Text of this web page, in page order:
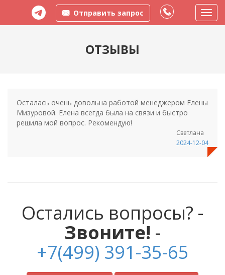
Отправить запрос
меню
ОТЗЫВЫ
Осталась очень довольна работой менеджером Елены
Мизуровой. Елена всегда была на связи и быстро
решила мой вопрос. Рекомендую!
Светлана
2024-12-04
Остались вопросы? -
Звоните! -
+7(499) 391-35-65